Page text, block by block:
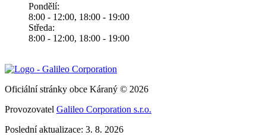
Pondělí:
8:00 - 12:00, 18:00 - 19:00
Středa:
8:00 - 12:00, 18:00 - 19:00
Oficiální stránky obce Káraný © 2026
Provozovatel Galileo Corporation s.r.o.
Poslední aktualizace: 3. 8. 2026